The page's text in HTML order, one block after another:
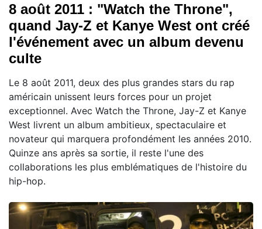
8 août 2011 : "Watch the Throne",
quand Jay-Z et Kanye West ont créé
l'événement avec un album devenu
culte
Le 8 août 2011, deux des plus grandes stars du rap
américain unissent leurs forces pour un projet
exceptionnel. Avec Watch the Throne, Jay-Z et Kanye
West livrent un album ambitieux, spectaculaire et
novateur qui marquera profondément les années 2010.
Quinze ans après sa sortie, il reste l'une des
collaborations les plus emblématiques de l'histoire du
hip-hop.